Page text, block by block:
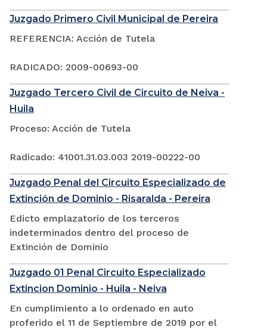
Juzgado Primero Civil Municipal de Pereira
REFERENCIA: Acción de Tutela
RADICADO: 2009-00693-00
Juzgado Tercero Civil de Circuito de Neiva -
Huila
Proceso: Acción de Tutela
Radicado: 41001.31.03.003 2019-00222-00
Juzgado Penal del Circuito Especializado de
Extinción de Dominio - Risaralda - Pereira
Edicto emplazatorio de los terceros
indeterminados dentro del proceso de
Extinción de Dominio
Juzgado 01 Penal Circuito Especializado
Extincion Dominio - Huila - Neiva
En cumplimiento a lo ordenado en auto
proferido el 11 de Septiembre de 2019 por el